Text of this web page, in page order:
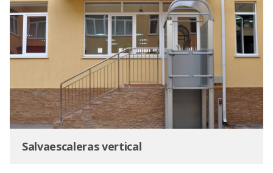
Salvaescaleras vertical